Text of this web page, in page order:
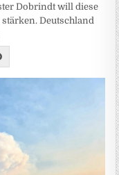
Dobrindt will diese
Deutschland